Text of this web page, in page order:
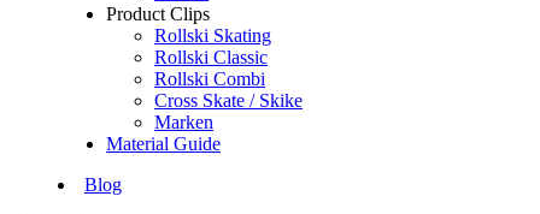
Product Clips
Rollski Skating
Rollski Classic
Rollski Combi
Cross Skate / Skike
Marken
Material Guide
Blog